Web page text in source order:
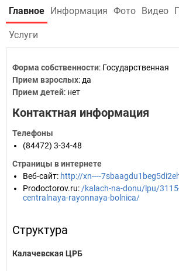
Главное Информация Фото Видео
Услуги
Форма собственности: Государственная
Прием взрослых: да
Прием детей: нет
Контактная информация
Телефоны
(84472) 3-34-48
Страницы в интернете
Веб-сайт: http://xn----
Prodoctorov.ru: /kalach-na-donu/lpu/
centralnaya-rayonnaya-bolnica/
Структура
Калачевская ЦРБ